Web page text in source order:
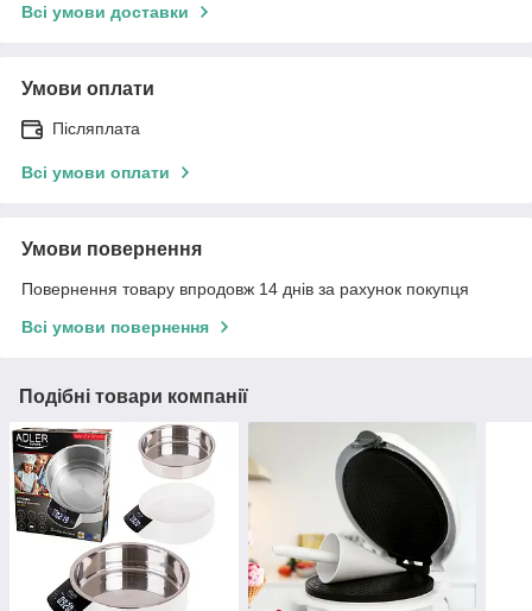
Всі умови доставки
Умови оплати
Післяплата
Всі умови оплати
Умови повернення
Повернення товару впродовж 14 днів за рахунок покупця
Всі умови повернення
Подібні товари компанії